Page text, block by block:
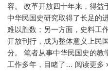
容。 改革开放四十年来，得益
中华民国史研究取得了长足的
难以胜数；另一方面，史料工
开放刊行，成为整体意义上民
分。 笔者从事中华民国史的教
工作多年，目睹了… 阅读更多